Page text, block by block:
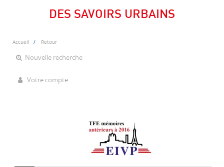
DES SAVOIRS URBAINS
Accueil Retour
Nouvelle recherche
Votre compte